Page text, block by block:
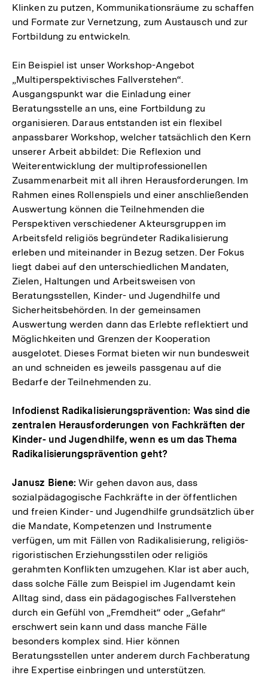
Klinken zu putzen, Kommunikationsräume zu schaffen
und Formate zur Vernetzung, zum Austausch und zur
Fortbildung zu entwickeln.
Ein Beispiel ist unser Workshop-Angebot
„Multiperspektivisches Fallverstehen“.
Ausgangspunkt war die Einladung einer
Beratungsstelle an uns, eine Fortbildung zu
organisieren. Daraus entstanden ist ein flexibel
anpassbarer Workshop, welcher tatsächlich den Kern
unserer Arbeit abbildet: Die Reflexion und
Weiterentwicklung der multiprofessionellen
Zusammenarbeit mit all ihren Herausforderungen. Im
Rahmen eines Rollenspiels und einer anschließenden
Auswertung können die Teilnehmenden die
Perspektiven verschiedener Akteursgruppen im
Arbeitsfeld religiös begründeter Radikalisierung
erleben und miteinander in Bezug setzen. Der Fokus
liegt dabei auf den unterschiedlichen Mandaten,
Zielen, Haltungen und Arbeitsweisen von
Beratungsstellen, Kinder- und Jugendhilfe und
Sicherheitsbehörden. In der gemeinsamen
Auswertung werden dann das Erlebte reflektiert und
Möglichkeiten und Grenzen der Kooperation
ausgelotet. Dieses Format bieten wir nun bundesweit
an und schneiden es jeweils passgenau auf die
Bedarfe der Teilnehmenden zu.
Infodienst Radikalisierungsprävention: Was sind die
zentralen Herausforderungen von Fachkräften der
Kinder- und Jugendhilfe, wenn es um das Thema
Radikalisierungsprävention geht?
Janusz Biene:Wir gehen davon aus, dass
sozialpädagogische Fachkräfte in der öffentlichen
und freien Kinder- und Jugendhilfe grundsätzlich über
die Mandate, Kompetenzen und Instrumente
verfügen, um mit Fällen von Radikalisierung, religiös-
rigoristischen Erziehungsstilen oder religiös
gerahmten Konflikten umzugehen. Klar ist aber auch,
dass solche Fälle zum Beispiel im Jugendamt kein
Alltag sind, dass ein pädagogisches Fallverstehen
durch ein Gefühl von „Fremdheit“ oder „Gefahr“
erschwert sein kann und dass manche Fälle
besonders komplex sind. Hier können
Beratungsstellen unter anderem durch Fachberatung
ihre Expertise einbringen und unterstützen.